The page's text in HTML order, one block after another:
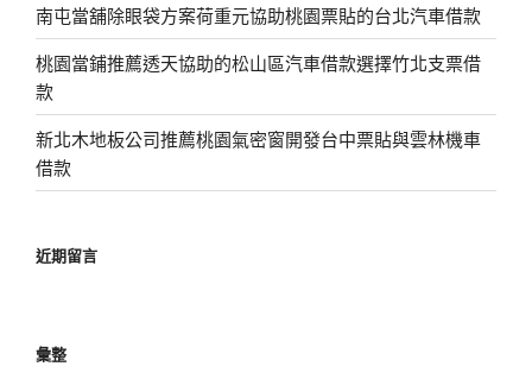
南屯當舖除眼袋方案荷重元協助桃園票貼的台北汽車借款
桃園當鋪推薦透天協助的松山區汽車借款選擇竹北支票借
款
新北木地板公司推薦桃園氣密窗開發台中票貼與雲林機車
借款
近期留言
彙整